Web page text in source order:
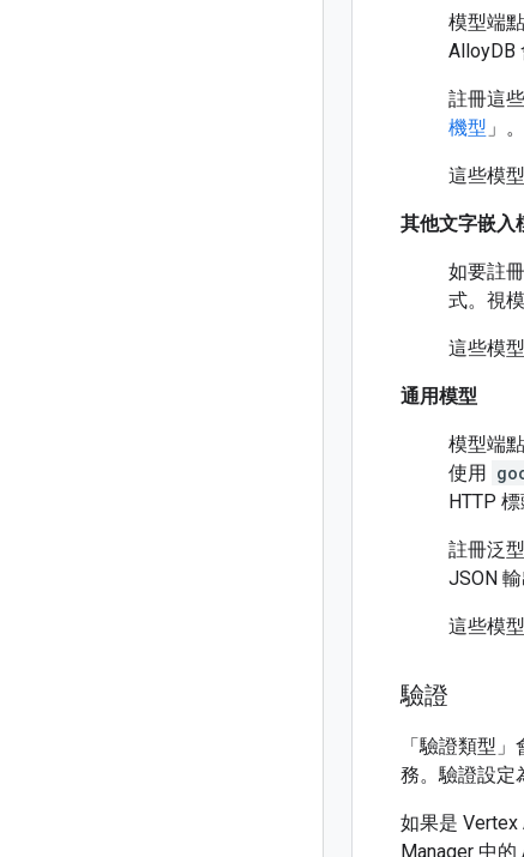
模型端
AlloyDB
註冊這
機型 」。
這些模
其他文字嵌入
如要註
式。視
這些模
通用模型
模型端
使用
HTTP 標
註冊泛
JSON
這些模
驗證
「驗證類型」
務。驗證設定
如果是
Manager 中